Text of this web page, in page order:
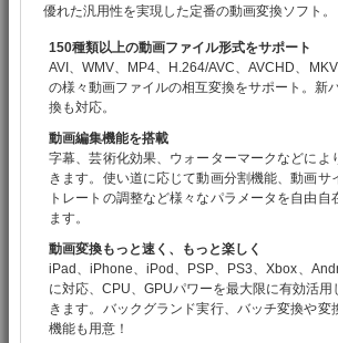
優れた汎用性を実現した定番の動画変換ソフト。
150種類以上の動画ファイル形式をサポート
AVI、WMV、MP4、H.264/AVC、AVCHD、
の様々動画ファイルの相互変換をサポート。新
換も対応。
動画編集機能を搭載
字幕、芸術化効果、ウォーターマークなどによ
きます。使い道に応じて動画分割機能、動画サ
トレートの調整など様々なパラメータを自由自
ます。
動画変換もっと速く、もっと楽しく
iPad、iPhone、iPod、PSP、PS3、Xbox、
に対応、CPU、GPUパワーを最大限に有効活
きます。バックグランド実行、バッチ変換や変
機能も用意！